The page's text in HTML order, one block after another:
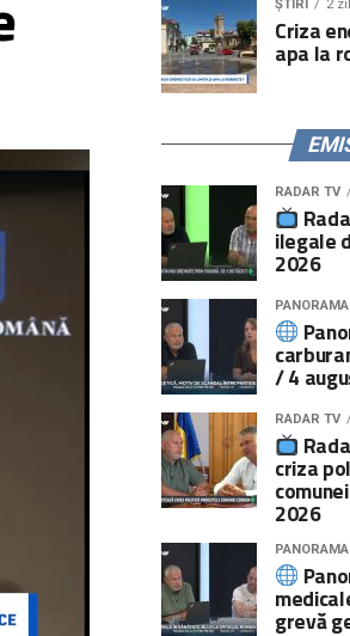
ȘTIRI 2
Criza
apa la
RADAR TV
ilegale
2026
PANORAMA
/ 4
RADAR TV
criza
2026
PANORAMA
grevă